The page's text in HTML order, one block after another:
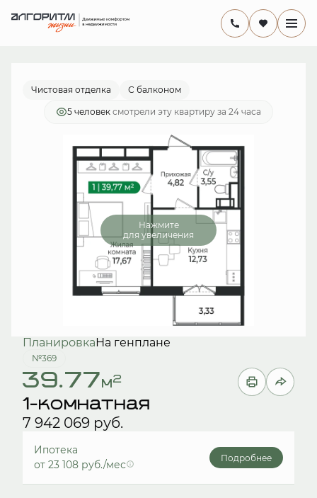
1-комнатная
7 942 069 руб.
от 23 108 руб./мес.
Чистовая отделка С балконом
5 человек смотрели эту квартиру за 24 часа
Нажмите
для увеличения
ПланировкаНа генплане
№369
39.77м2
1-комнатная
7 942 069 руб.
Ипотека
от 23 108 руб./мес
Подробнее